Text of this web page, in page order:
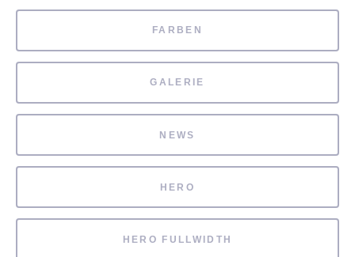
FARBEN
GALERIE
NEWS
HERO
HERO FULLWIDTH